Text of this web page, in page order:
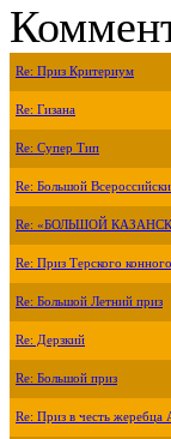
Re: Приз Критериум
Re: Гизана
Re: Супер Тип
Re: Большой
Re: «БОЛЬШОЙ
Re: Приз Терского
Re: Большой Летний приз
Re: Дерзкий
Re: Большой приз
Re: Приз в честь жеребца